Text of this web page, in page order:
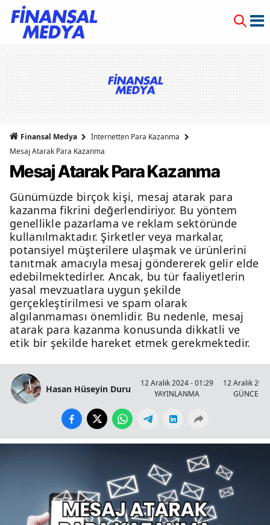
Finansal Medya
İnternetten Para Kazanma
Mesaj Atarak Para Kazanma
Mesaj Atarak Para Kazanma
Günümüzde birçok kişi, mesaj atarak para
kazanma fikrini değerlendiriyor. Bu yöntem
genellikle pazarlama ve reklam sektöründe
kullanılmaktadır. Şirketler veya markalar,
potansiyel müşterilere ulaşmak ve ürünlerini
tanıtmak amacıyla mesaj göndererek gelir elde
edebilmektedirler. Ancak, bu tür faaliyetlerin
yasal mevzuatlara uygun şekilde
gerçekleştirilmesi ve spam olarak
algılanmaması önemlidir. Bu nedenle, mesaj
atarak para kazanma konusunda dikkatli ve
etik bir şekilde hareket etmek gerekmektedir.
Hasan Hüseyin Duru
12 Aralık 2024 - 01:29
YAYINLANMA
12 Aralık